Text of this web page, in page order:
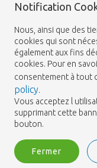
Notification
Nous, ainsi que des
cookies qui sont
également aux fins
cookies. Pour en
consentement à tout
policy.
Vous acceptez l
supprimant cette
bouton.
Fermer